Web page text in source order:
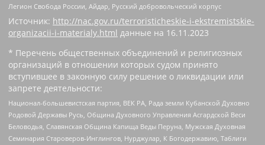
Легион Свобода России, Айдар, Русский добровольческий корпус
Источник: http://nac.gov.ru/terroristicheskie-i-ekstremistskie-
organizacii-i-materialy.html данные на 16.11.2023
* Перечень общественных объединений и религиозных
организаций в отношении которых судом принято
вступившее в законную силу решение о ликвидации или
запрете деятельности:
Национал-большевистская партия, ВЕК РА, Рада земли Кубанской Духовно
Родовой Державы Русь, Община Духовного Управления Асгардской Веси
Беловодья, Славянская Община Капища Веды Перуна, Мужская Духовная
Семинария Староверов-Инглингов, Нурджулар, К Богодержавию, Таблиги